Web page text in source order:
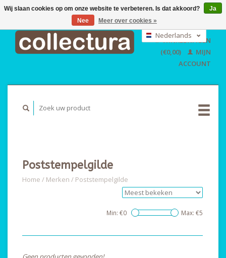
EUR
GBP
USD
Nederlands
English
WINKELWAGEN
(€0,00)
MIJN
ACCOUNT
Poststempelgilde
Home / Merken / Poststempelgilde
Min: €0 Max: €5
Wij slaan cookies op om onze website te verbeteren. Is dat akkoord?
Ja
Nee
Meer over cookies »